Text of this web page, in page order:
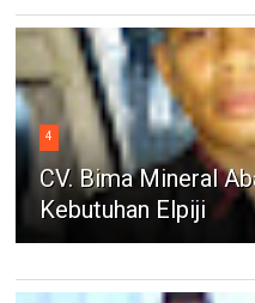
4
CV. Bima Mineral
Kebutuhan Elpiji